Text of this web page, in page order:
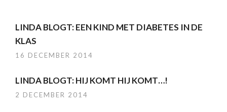
LINDA BLOGT: EEN KIND MET DIABETES IN DE
KLAS
16 DECEMBER 2014
LINDA BLOGT: HIJ KOMT HIJ KOMT…!
2 DECEMBER 2014